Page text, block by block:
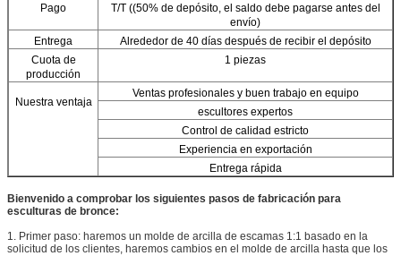
Pago
T/T ((50% de depósito, el saldo debe pagarse antes del
envío)
Entrega
Alrededor de 40 días después de recibir el depósito
Cuota de
producción
1 piezas
Nuestra ventaja
Ventas profesionales y buen trabajo en equipo
escultores expertos
Control de calidad estricto
Experiencia en exportación
Entrega rápida
Bienvenido a comprobar los siguientes pasos de fabricación para
esculturas de bronce:
1. Primer paso: haremos un molde de arcilla de escamas 1:1 basado en la
solicitud de los clientes, haremos cambios en el molde de arcilla hasta que los